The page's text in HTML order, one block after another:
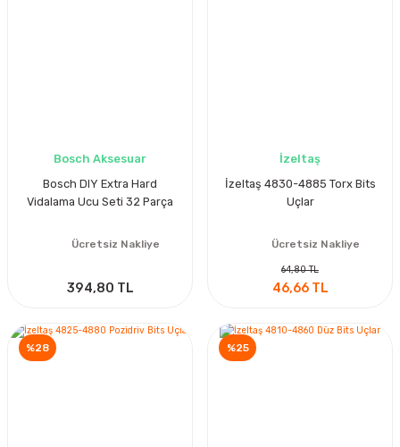
Bosch Aksesuar
Bosch DIY Extra Hard
Vidalama Ucu Seti 32 Parça
Ücretsiz Nakliye
394,80 TL
İzeltaş
İzeltaş 4830-4885 Torx Bits
Uçlar
Ücretsiz Nakliye
64,80 TL
46,66 TL
%28 %25